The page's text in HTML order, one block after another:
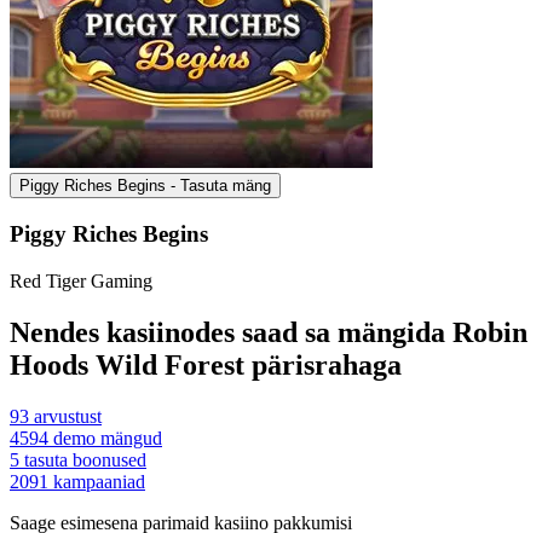
Piggy Riches Begins - Tasuta mäng
Piggy Riches Begins
Red Tiger Gaming
Nendes kasiinodes saad sa mängida Robin
Hoods Wild Forest pärisrahaga
93 arvustust
4594 demo mängud
5 tasuta boonused
2091 kampaaniad
Saage esimesena parimaid kasiino pakkumisi